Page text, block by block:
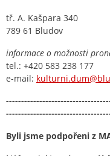
tř. A. Kašpara 340
789 61 Bludov
informace o možnosti
tel.: +420 583 238 177
e-mail:
Byli jsme podpořeni z